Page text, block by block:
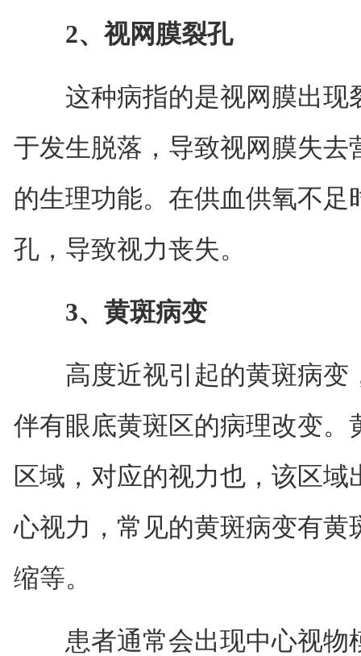
2、视网膜裂孔
这种病指的是视网膜出现
于发生脱落，导致视网膜失
的生理功能。在供血供氧不
孔，导致视力丧失。
3、黄斑病变
高度近视引起的黄斑病变
伴有眼底黄斑区的病理改变
区域，对应的视力也，该区
心视力，常见的黄斑病变有
缩等。
患者通常会出现中心视物